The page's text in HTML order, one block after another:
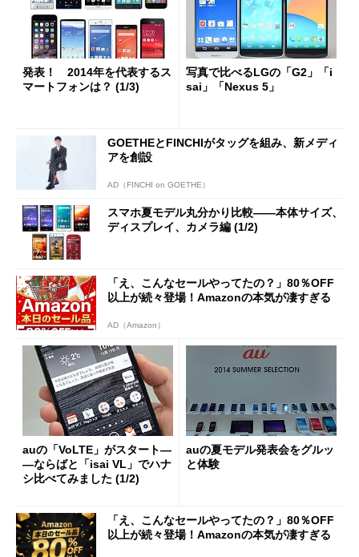
発表！ 2014年を代表するス
マートフォンは？ (1/3)
写真で比べるLGの「G2」「i
sai」「Nexus 5」
GOETHEとFINCHIがタッグを組み、新メディ
アを創設
AD（FINCHI on GOETHE）
スマホ夏モデル丸分かり比較――本体サイズ、
ディスプレイ、カメラ編 (1/2)
「え、こんなセールやってたの？」80％OFF
以上が続々登場！Amazonの本気が凄すぎる
AD（Amazon）
auの「VoLTE」がスタート―
―ならばと「isai VL」でハナ
シ比べてみました (1/2)
auの夏モデル発表会をグルッ
と体験
「え、こんなセールやってたの？」80％OFF
以上が続々登場！Amazonの本気が凄すぎる